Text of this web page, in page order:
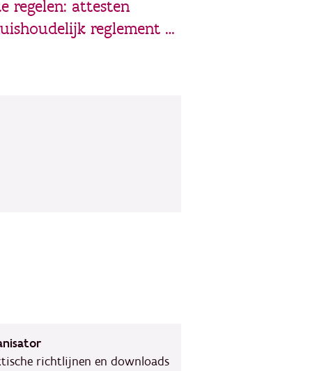
regelen: attesten
reglement …
richtlijnen en downloads